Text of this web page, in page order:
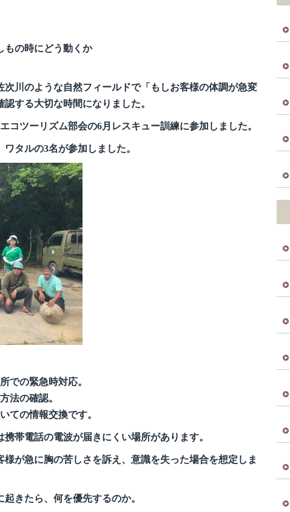
もの時にどう動くか
川のような自然フィールドで「もしお客様の体調が急変
する大切な時間になりました。
コツーリズム部会の6月レスキュー訓練に参加しました。
タルの3名が参加しました。
での緊急時対応。
法の確認。
ての情報交換です。
帯電話の電波が届きにくい場所があります。
が急に胸の苦しさを訴え、意識を失った場合を想定しま
きたら、何を優先するのか。